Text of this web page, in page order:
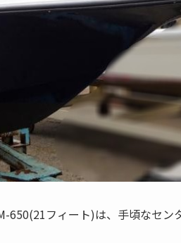
650(21フィート)は、手頃なセン